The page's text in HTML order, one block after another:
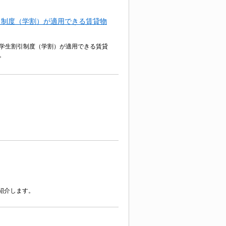
度（学割）が適用できる賃貸物
生割引制度（学割）が適用できる賃貸
します。